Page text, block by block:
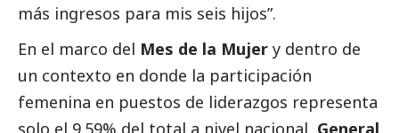
más ingresos para mis seis hijos”.
En el marco del Mes de la Mujer y dentro de
un contexto en donde la participación
femenina en puestos de liderazgos representa